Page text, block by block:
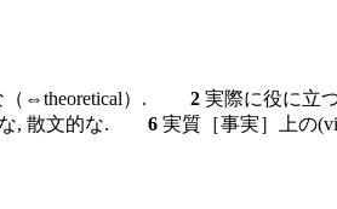
な（⇔theoretical）. 2 実際に役に
な, 散文的な. 6 実質［事実］上